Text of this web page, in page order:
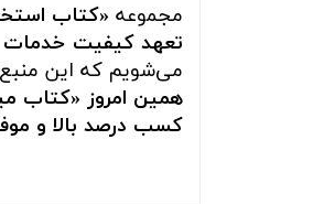
مجموعه «کتاب
تعهد کیفیت خدمات
می‌شویم که این منبع
همین امروز «کتاب
کسب درصد بالا و